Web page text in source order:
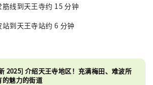
线到天王寺约 15 分钟
到天王寺站约 6 分钟
2025] 介绍天王寺地区！充满梅田、难波所
的魅力的街道